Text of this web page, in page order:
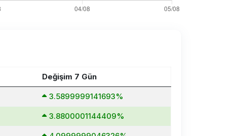
Değişim 7 Gün
3.5899999141693%
3.8800001144409%